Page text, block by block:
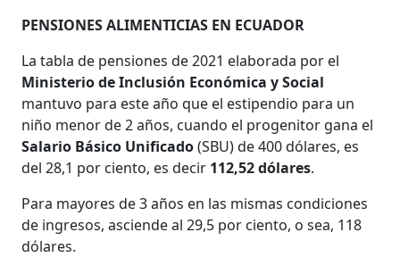
PENSIONES ALIMENTICIAS EN ECUADOR
La tabla de pensiones de 2021 elaborada por el
Ministerio de Inclusión Económica y Social
mantuvo para este año que el estipendio para un
niño menor de 2 años, cuando el progenitor gana el
Salario Básico Unificado(SBU) de 400 dólares, es
del 28,1 por ciento, es decir 112,52 dólares.
Para mayores de 3 años en las mismas condiciones
de ingresos, asciende al 29,5 por ciento, o sea, 118
dólares.